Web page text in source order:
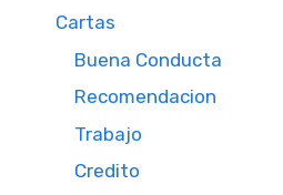
Cartas
Buena Conducta
Recomendacion
Trabajo
Credito